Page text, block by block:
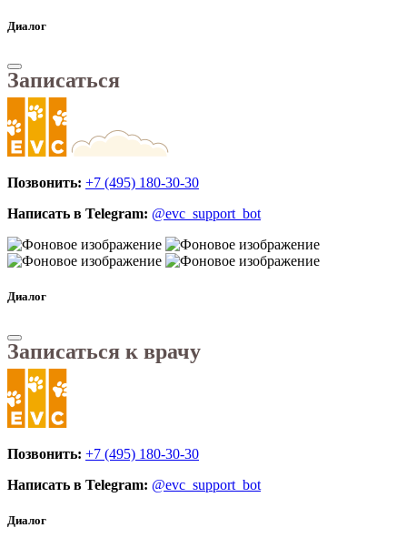
Диалог
Записаться
Позвонить: +7 (495) 180-30-30
Написать в Telegram: @evc_support_bot
Диалог
Записаться к врачу
Позвонить: +7 (495) 180-30-30
Написать в Telegram: @evc_support_bot
Диалог